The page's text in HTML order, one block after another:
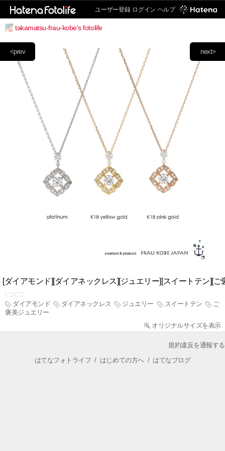
ユーザー登録 ログイン ヘルプ
takamatsu-frau-kobe's fotolife
next>
<prev
[ダイアモンド][ダイアネックレス][ジュエリー][スイートテン][ご
ダイアモンド ダイアネックレス ジュエリー スイートテン
ご
褒美ジュエリー
オリジナルサイズを表示
規約違反を通報する
はてなフォトライフ / はじめての方へ/ はてなブログ